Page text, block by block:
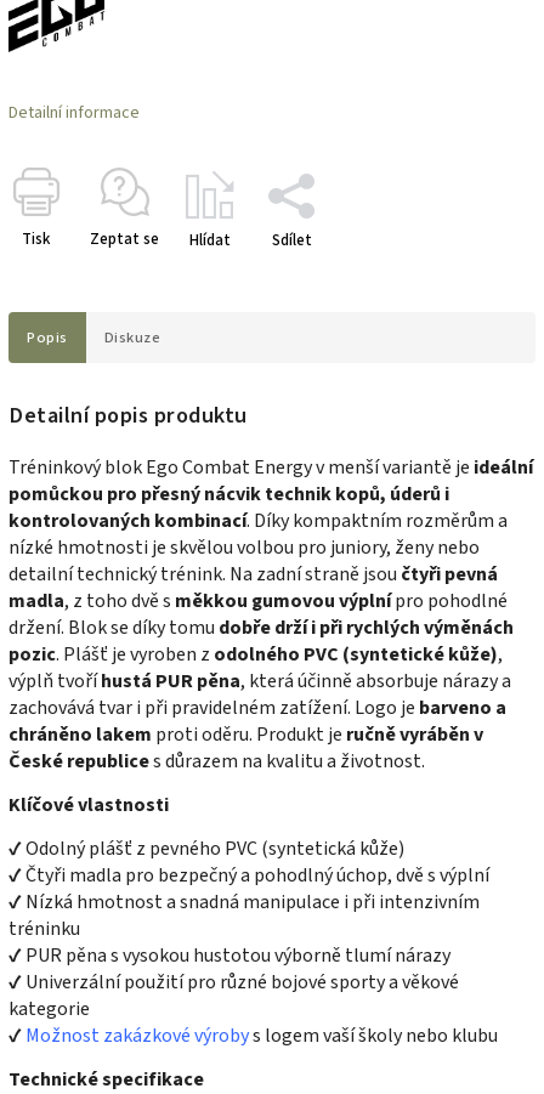
Detailní informace
Tisk Zeptat se Hlídat Sdílet
Popis Diskuze
Detailní popis produktu
Tréninkový blok Ego Combat Energy v menší variantě je ideální
pomůckou pro přesný nácvik technik kopů, úderů i
kontrolovaných kombinací. Díky kompaktním rozměrům a
nízké hmotnosti je skvělou volbou pro juniory, ženy nebo
detailní technický trénink. Na zadní straně jsou čtyři pevná
madla, z toho dvě s měkkou gumovou výplnípro pohodlné
držení. Blok se díky tomu dobře drží i při rychlých výměnách
pozic. Plášť je vyroben z odolného PVC (syntetické kůže),
výplň tvoříhustá PUR pěna, která účinně absorbuje nárazy a
zachovává tvar i při pravidelném zatížení. Logo je barveno a
chráněno lakem proti oděru. Produkt je ručně vyráběn v
České republices důrazem na kvalitu a životnost.
Klíčové vlastnosti
✔ Odolný plášť z pevného PVC (syntetická kůže)
✔ Čtyři madla pro bezpečný a pohodlný úchop, dvě s výplní
✔ Nízká hmotnost a snadná manipulace i při intenzivním
tréninku
✔ PUR pěna s vysokou hustotou výborně tlumí nárazy
✔ Univerzální použití pro různé bojové sporty a věkové
kategorie
✔Možnost zakázkové výrobys logem vaší školy nebo klubu
Technické specifikace